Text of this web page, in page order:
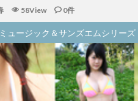
58View 0件
ュージック＆サンズエムシリーズ